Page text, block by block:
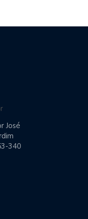
José
340